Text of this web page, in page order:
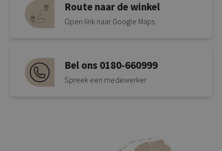
Route naar de winkel
Open link naar Google Maps
Bel ons 0180-660999
Spreek een medewerker